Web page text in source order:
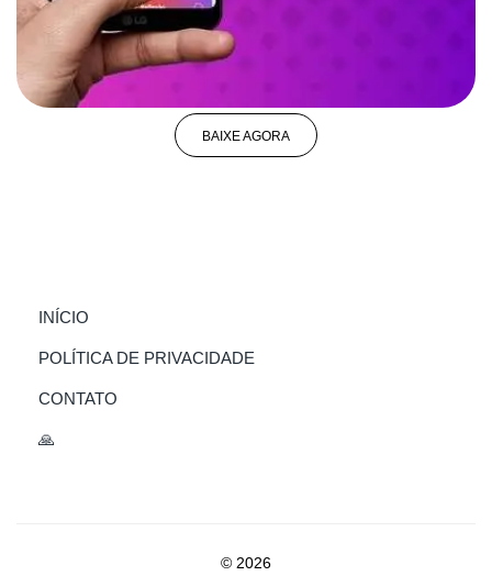
BAIXE AGORA
INÍCIO
POLÍTICA DE PRIVACIDADE
CONTATO
🙏
© 2026